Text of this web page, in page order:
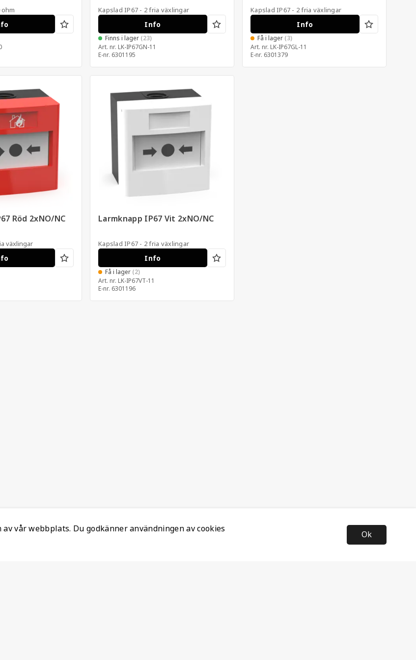
ohm Kapslad IP67 - 2 fria växlingar
Info
Finns i lager (23)
Art. nr. LK-IP67GN-11
E-nr. 6301195
Kapslad IP67 - 2 fria växlingar
Info
Få i lager (3)
Art. nr. LK-IP67GL-11
E-nr. 6301379
Röd 2xNO/NC
växlingar
Larmknapp IP67 Vit 2xNO/NC
Kapslad IP67 - 2 fria växlingar
Info
Få i lager (2)
Art. nr. LK-IP67VT-11
E-nr. 6301196
vår webbplats. Du godkänner användningen av cookies
Ok